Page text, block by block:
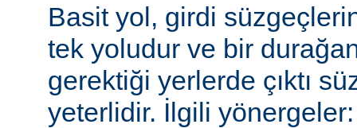
Basit yol, girdi
tek yoludur ve bir
gerektiği yerlerde çıktı
yeterlidir. İlgili